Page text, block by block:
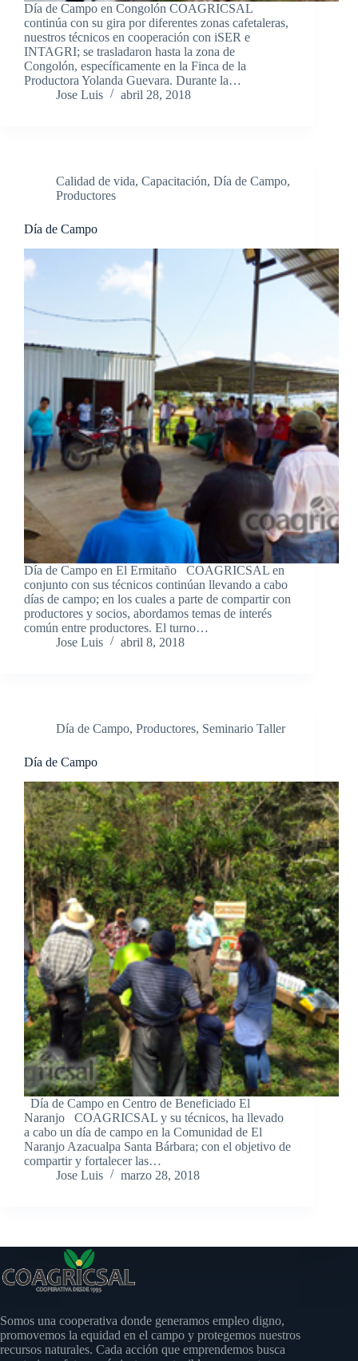
Día de Campo en Congolón COAGRICSAL
continúa con su gira por diferentes zonas cafetaleras,
nuestros técnicos en cooperación con iSER e
INTAGRI; se trasladaron hasta la zona de
Congolón, específicamente en la Finca de la
Productora Yolanda Guevara. Durante la…
Jose Luis
abril 28, 2018
Calidad de vida, Capacitación, Día de Campo,
Productores
Día de Campo
Día de Campo en El Ermitaño COAGRICSAL en
conjunto con sus técnicos continúan llevando a cabo
días de campo; en los cuales a parte de compartir con
productores y socios, abordamos temas de interés
común entre productores. El turno…
Jose Luis
abril 8, 2018
Día de Campo, Productores, Seminario Taller
Día de Campo
Día de Campo en Centro de Beneficiado El
Naranjo COAGRICSAL y su técnicos, ha llevado
a cabo un día de campo en la Comunidad de El
Naranjo Azacualpa Santa Bárbara; con el objetivo de
compartir y fortalecer las…
Jose Luis
marzo 28, 2018
Somos una cooperativa donde generamos empleo digno,
promovemos la equidad en el campo y protegemos nuestros
recursos naturales. Cada acción que emprendemos busca